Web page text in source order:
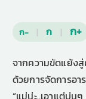
ก- | ก | ก+
จากความขัดแย้งสู่
ด้วยการจัดการอ
“แม่น่ะ..เอาแต่บ่น